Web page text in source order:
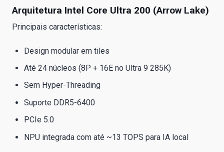
Arquitetura Intel Core Ultra 200 (Arrow Lake)
Principais características:
Design modular em tiles
Até 24 núcleos (8P + 16E no Ultra 9 285K)
Sem Hyper-Threading
Suporte DDR5-6400
PCIe 5.0
NPU integrada com até ~13 TOPS para IA local